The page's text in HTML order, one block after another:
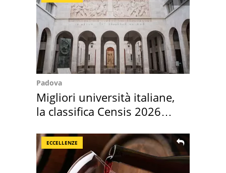
Padova
Migliori università italiane,
la classifica Censis 2026
ECCELLENZE